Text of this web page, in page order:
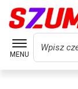
MENU
Wyszukaj